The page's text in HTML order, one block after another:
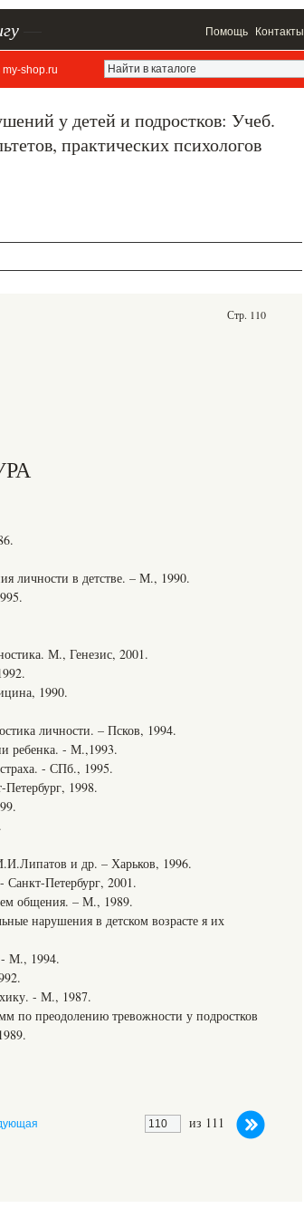
Помощь Контакты
my-shop.ru
у детей и подростков: Учеб.
практических психологов
Стр. 110
личности в детстве. – М., 1990.
М., Генезис, 2001.
1990.
личности. – Псков, 1994.
ребенка. - М.,1993.
- СПб., 1995.
1998.
и др. – Харьков, 1996.
Петербург, 2001.
общения. – М., 1989.
нарушения в детском возрасте я их
- М., 1994.
- М., 1987.
преодолению тревожности у подростков
из 111